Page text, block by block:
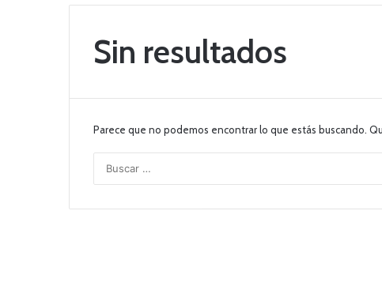
Sin resultados
Parece que no podemos encontrar lo que estás buscando.